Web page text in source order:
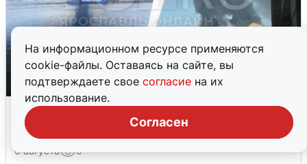
На информационном ресурсе применяются
cookie-файлы. Оставаясь на сайте, вы
подтверждаете свое согласие на их
использование.
Согласен
Ночная атака БПЛА на Ярославль:
попадания и последствия
6 августа 0